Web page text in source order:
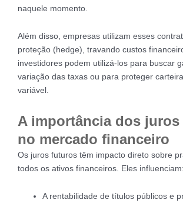
naquele momento.
Além disso, empresas utilizam esses
proteção (hedge), travando custos
investidores podem utilizá-los para buscar
variação das taxas ou para proteger
variável.
A importância dos
no mercado financeiro
Os juros futuros têm impacto direto sobre
todos os ativos financeiros. Eles influenciam:
A rentabilidade de títulos públicos e